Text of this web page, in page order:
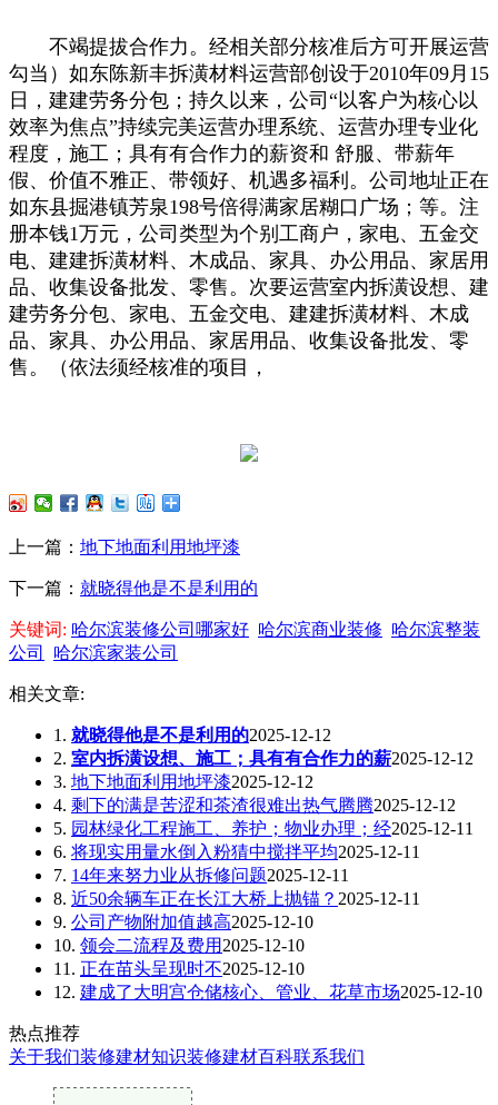
不竭提拔合作力。经相关部分核准后方可开展运营
勾当）如东陈新丰拆潢材料运营部创设于2010年09月15
日，建建劳务分包；持久以来，公司“以客户为核心以
效率为焦点”持续完美运营办理系统、运营办理专业化
程度，施工；具有有合作力的薪资和 舒服、带薪年
假、价值不雅正、带领好、机遇多福利。公司地址正在
如东县掘港镇芳泉198号倍得满家居糊口广场；等。注
册本钱1万元，公司类型为个别工商户，家电、五金交
电、建建拆潢材料、木成品、家具、办公用品、家居用
品、收集设备批发、零售。次要运营室内拆潢设想、建
建劳务分包、家电、五金交电、建建拆潢材料、木成
品、家具、办公用品、家居用品、收集设备批发、零
售。（依法须经核准的项目，
上一篇： 地下地面利用地坪漆
下一篇： 就晓得他是不是利用的
关键词: 哈尔滨装修公司哪家好 哈尔滨商业装修 哈尔滨整装
公司
哈尔滨家装公司
相关文章:
1. 就晓得他是不是利用的2025-12-12
2. 室内拆潢设想、施工；具有有合作力的薪2025-12-12
3. 地下地面利用地坪漆2025-12-12
4. 剩下的满是苦涩和茶渣很难出热气腾腾2025-12-12
5. 园林绿化工程施工、养护；物业办理；经2025-12-11
6. 将现实用量水倒入粉猜中搅拌平均2025-12-11
7. 14年来努力业从拆修问题2025-12-11
8. 近50余辆车正在长江大桥上抛锚？ 2025-12-11
9. 公司产物附加值越高2025-12-10
10. 领会二流程及费用 2025-12-10
11. 正在苗头呈现时不2025-12-10
12. 建成了大明宫仓储核心、管业、花草市场2025-12-10
热点推荐
关于我们装修建材知识装修建材百科联系我们